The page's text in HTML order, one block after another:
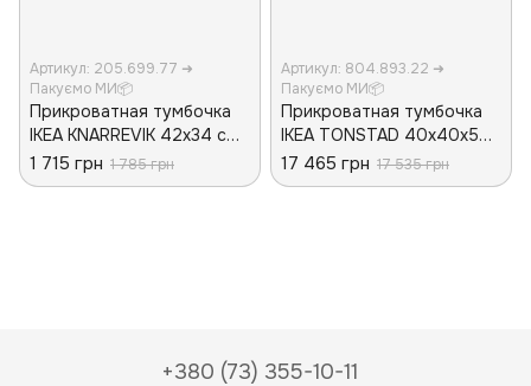
Артикул: 205.699.77 ➜
Пакуємо МИ📦
Прикроватная тумбочка
IKEA KNARREVIK 42х34 см
Черная 205.699.77
1 715 грн 1 785 грн
Артикул: 804.893.22 ➜
Пакуємо МИ📦
Прикроватная тумбочка
IKEA TONSTAD 40х40х59
см Коричневая
804.893.22
17 465 грн 17 535 грн
+380 (73) 355-10-11